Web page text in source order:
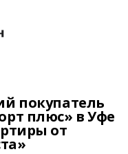
покупатель
плюс» в Уфе
от